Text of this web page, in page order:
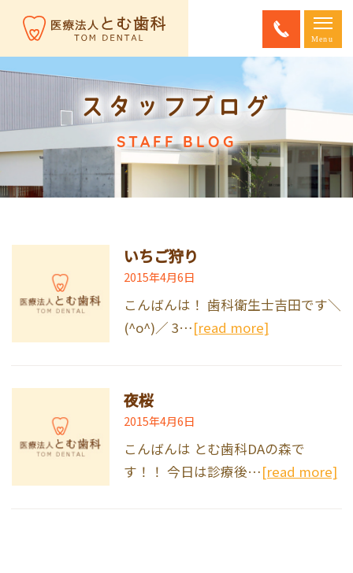
スタッフブログ
STAFF BLOG
いちご狩り
2015年4月6日
こんばんは！ 歯科衛生士吉田です＼
(^o^)／ 3…[read more]
夜桜
2015年4月6日
こんばんは とむ歯科DAの森で
す！！ 今日は診療後…[read more]